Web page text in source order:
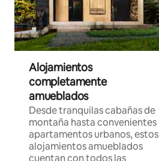
Alojamientos
completamente
amueblados
Desde tranquilas cabañas de
montaña hasta convenientes
apartamentos urbanos, estos
alojamientos amueblados